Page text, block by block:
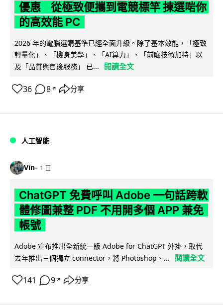
優惠 從極致便攜到電競標竿 揀選啱你
的高效能 PC
2026 年的電腦選購基準已經全面升級。除了基本效能，「極致
輕量化」、「機身美學」、「AI算力」、「前瞻技術加持」以
及「品質與售後服務」 已...
閱讀全文
36 8 ↗ 分享
人工智能
Vin 1 日
ChatGPT 免費呼叫 Adobe 一句話跨軟
體修圖兼整 PDF 不用開多個 APP 兼免
帳號
Adobe 宣布推出全新統一版 Adobe for ChatGPT 外掛，取代
去年推出三個獨立 connector，將 Photoshop、...
閱讀全文
141 9 ↗ 分享